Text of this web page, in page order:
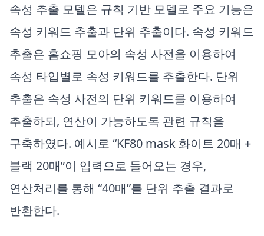
속성 추출 모델은 규칙 기반 모델로 주요 기능은
속성 키워드 추출과 단위 추출이다. 속성 키워드
추출은 홈쇼핑 모아의 속성 사전을 이용하여
속성 타입별로 속성 키워드를 추출한다. 단위
추출은 속성 사전의 단위 키워드를 이용하여
추출하되, 연산이 가능하도록 관련 규칙을
구축하였다. 예시로 “KF80 mask 화이트 20매 +
블랙 20매”이 입력으로 들어오는 경우,
연산처리를 통해 “40매”를 단위 추출 결과로
반환한다.